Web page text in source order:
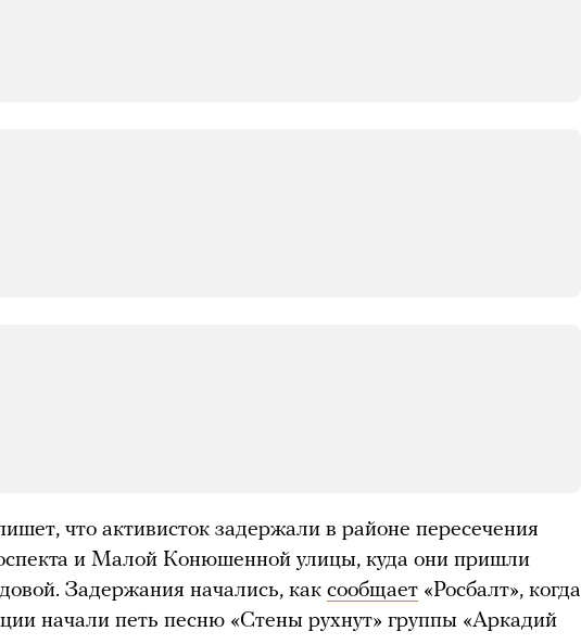
что активисток задержали в районе пересечения
и Малой Конюшенной улицы, куда они пришли
Задержания начались, как сообщает «Росбалт», когда
начали петь песню «Стены рухнут» группы «Аркадий